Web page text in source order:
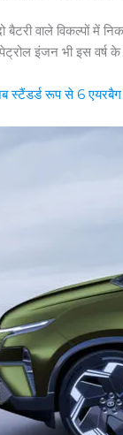
वाले विकल्पों में
इंजन भी इस वर्ष के
रूप से 6 एयरबैग